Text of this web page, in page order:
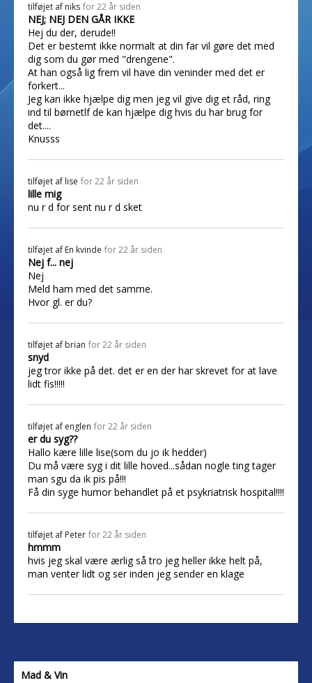
tilføjet af niks for 22 år siden
NEJ; NEJ DEN GÅR IKKE
Hej du der, derude!!
Det er bestemt ikke normalt at din far vil gøre det med
dig som du gør med "drengene".
At han også lig frem vil have din veninder med det er
forkert...
Jeg kan ikke hjælpe dig men jeg vil give dig et råd, ring
ind til børnetlf de kan hjælpe dig hvis du har brug for
det....
Knusss
tilføjet af lise for 22 år siden
lille mig
nu r d for sent nu r d sket
tilføjet af En kvinde for 22 år siden
Nej f... nej
Nej
Meld ham med det samme.
Hvor gl. er du?
tilføjet af brian for 22 år siden
snyd
jeg tror ikke på det. det er en der har skrevet for at lave
lidt fis!!!!!
tilføjet af englen for 22 år siden
er du syg??
Hallo kære lille lise(som du jo ik hedder)
Du må være syg i dit lille hoved...sådan nogle ting tager
man sgu da ik pis på!!!
Få din syge humor behandlet på et psykriatrisk hospital!!!!
tilføjet af Peter for 22 år siden
hmmm
hvis jeg skal være ærlig så tro jeg heller ikke helt på,
man venter lidt og ser inden jeg sender en klage
Mad & Vin